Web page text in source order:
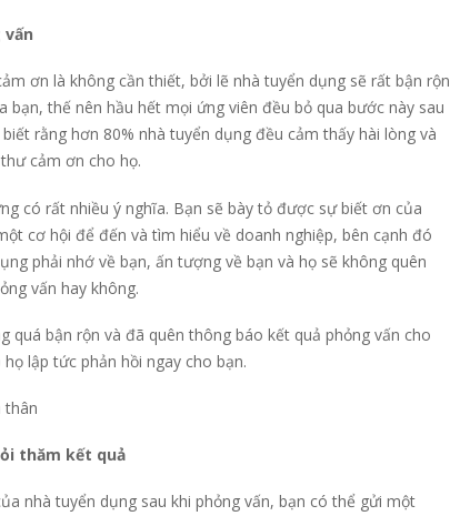
ơn là không cần thiết, bởi lẽ nhà tuyển dụng sẽ rất bận rộn
bạn, thế nên hầu hết mọi ứng viên đều bỏ qua bước này sau
rằng hơn 80% nhà tuyển dụng đều cảm thấy hài lòng và
cảm ơn cho họ.
có rất nhiều ý nghĩa. Bạn sẽ bày tỏ được sự biết ơn của
cơ hội để đến và tìm hiểu về doanh nghiệp, bên cạnh đó
phải nhớ về bạn, ấn tượng về bạn và họ sẽ không quên
vấn hay không.
quá bận rộn và đã quên thông báo kết quả phỏng vấn cho
lập tức phản hồi ngay cho bạn.
thân
thăm kết quả
nhà tuyển dụng sau khi phỏng vấn, bạn có thể gửi một